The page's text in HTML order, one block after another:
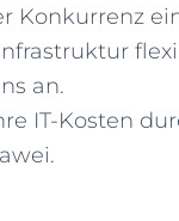
Konkurrenz
an.
IT-Kosten